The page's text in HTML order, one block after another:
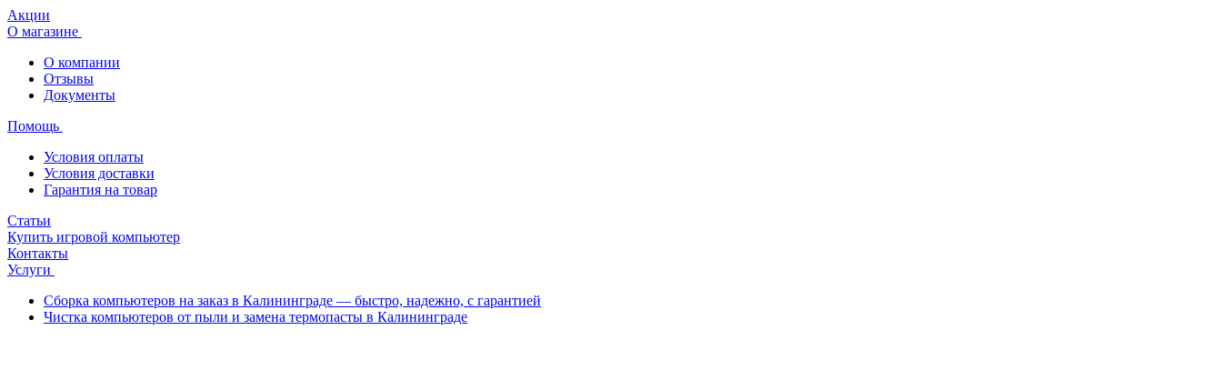
Акции
О магазине
О компании
Отзывы
Документы
Помощь
Условия оплаты
Условия доставки
Гарантия на товар
Статьи
Купить игровой компьютер
Контакты
Услуги
Сборка компьютеров на заказ в Калининграде — быстро, надежно, с гарантией
Чистка компьютеров от пыли и замена термопасты в Калининграде